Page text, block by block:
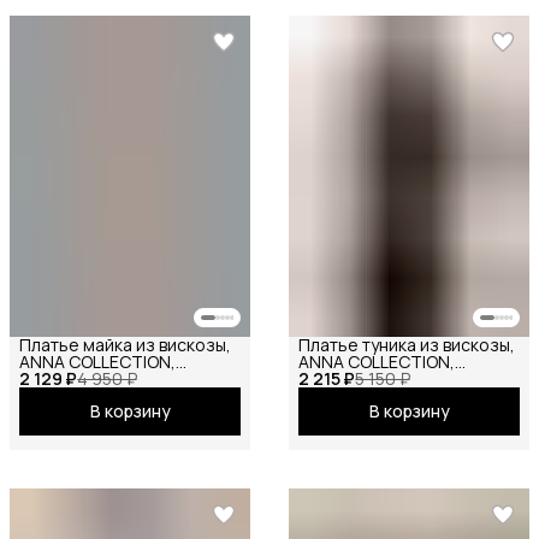
2 129 ₽4 950 ₽
Платье майка из вискозы,
ANNA COLLECTION,
сарафан офисный, на
бретелях, базовое
вечернее праздничное
повседневное
В корзину
2 215 ₽5 150 ₽
Платье туника из вискозы,
ANNA COLLECTION,
вечернее праздничное
повседневное офисное
В корзину